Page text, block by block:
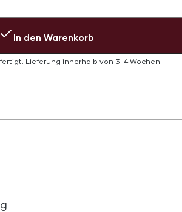
In den Warenkorb
Lieferung innerhalb von 3-4 Wochen